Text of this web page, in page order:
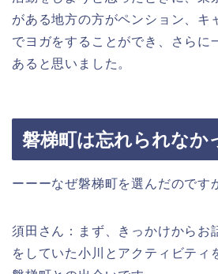
がある地方の方がペンション、キ
でヨガをすることができ、さらに
あると思いました。
磐梯町は忘れられなか
ーーーなぜ磐梯町を選んだのです
須田さん：まず、きっかけからお
をしていた小川とアクティビティ